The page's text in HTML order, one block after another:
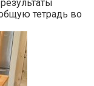
тетрадь во